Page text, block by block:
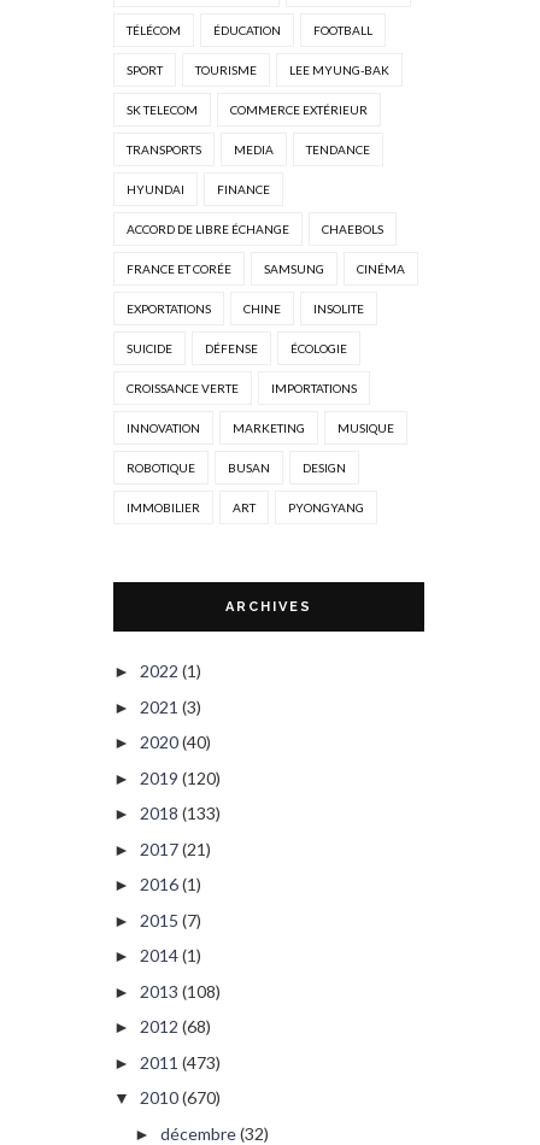
TÉLÉCOM ÉDUCATION FOOTBALL
SPORT TOURISME LEE MYUNG-BAK
SK TELECOM COMMERCE EXTÉRIEUR
TRANSPORTS MEDIA TENDANCE
HYUNDAI FINANCE
ACCORD DE LIBRE ÉCHANGE CHAEBOLS
FRANCE ET CORÉE SAMSUNG CINÉMA
EXPORTATIONS CHINE INSOLITE
SUICIDE DÉFENSE ÉCOLOGIE
CROISSANCE VERTE IMPORTATIONS
INNOVATION MARKETING MUSIQUE
ROBOTIQUE BUSAN DESIGN
IMMOBILIER ART PYONGYANG
ARCHIVES
► 2022 (1)
► 2021 (3)
► 2020(40)
► 2019 (120)
► 2018 (133)
► 2017(21)
► 2016(1)
► 2015 (7)
► 2014(1)
► 2013 (108)
► 2012 (68)
► 2011 (473)
▼ 2010(670)
► décembre(32)